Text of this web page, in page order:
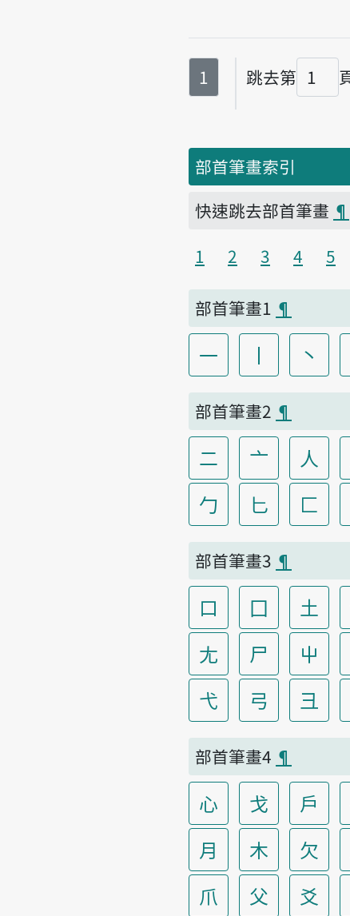
第
1 跳去第
頁碼
部首筆畫索引
快速跳去部首筆畫 ¶
1
2 3 4 5
部首筆畫1 ¶
一 丨 丶
部首筆畫2 ¶
二 亠 人
勹
匕 匚
部首筆畫3 ¶
口 囗 土
尢
尸 屮
弋
弓 彐
部首筆畫4 ¶
心 戈 戶
月
木 欠
爪
父 爻